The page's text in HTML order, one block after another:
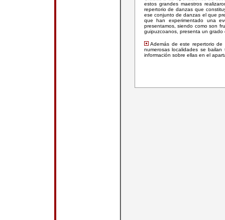
estos grandes maestros
repertorio de danzas que
ese conjunto de danzas el que
que han experimentado una
presentamos, siendo como son
guipuzcoanos, presenta un
Además de este repertorio
numerosas localidades se
información sobre ellas en el